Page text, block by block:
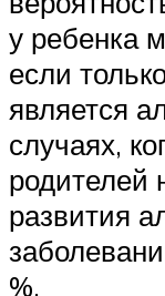
у ребенка
если
является
случаях,
родителей
развития
%.